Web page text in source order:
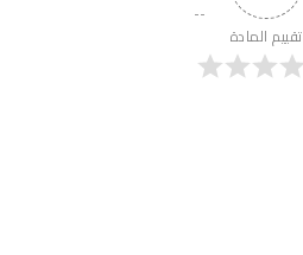
تقييم المادة